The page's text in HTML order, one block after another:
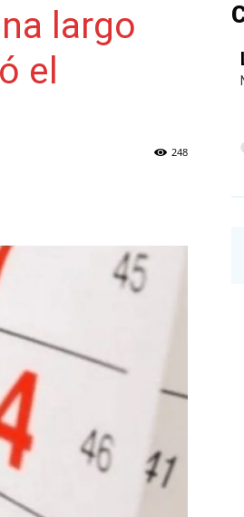
NAINECK
largo
el
248